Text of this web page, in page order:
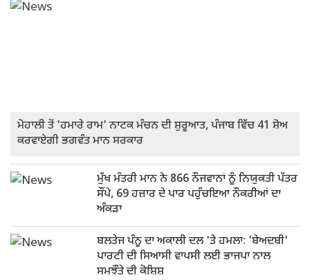
ਮੋਹਾਲੀ ਤੋਂ 'ਹਮਾਰੇ ਰਾਮ' ਨਾਟਕ ਮੰਚਨ ਦੀ ਸ਼ੁਰੂਆਤ, ਪੰਜਾਬ ਵਿੱਚ 41 ਸ਼ੋਅ
ਕਰਵਾਏਗੀ ਭਗਵੰਤ ਮਾਨ ਸਰਕਾਰ
ਮੁੱਖ ਮੰਤਰੀ ਮਾਨ ਨੇ 866 ਨੌਜਵਾਨਾਂ ਨੂੰ ਨਿਯੁਕਤੀ ਪੱਤਰ
ਸੌਂਪੇ, 69 ਹਜ਼ਾਰ ਦੇ ਪਾਰ ਪਹੁੰਚਇਆ ਨੌਕਰੀਆਂ ਦਾ
ਅੰਕੜਾ
ਬਲਤੇਜ ਪੰਨੂ ਦਾ ਅਕਾਲੀ ਦਲ 'ਤੇ ਹਮਲਾ: 'ਬੇਅਦਬੀ'
ਪਾਰਟੀ ਦੀ ਸਿਆਸੀ ਵਾਪਸੀ ਲਈ ਭਾਜਪਾ ਨਾਲ
ਸਮਝੌਤੇ ਦੀ ਕੋਸ਼ਿਸ਼